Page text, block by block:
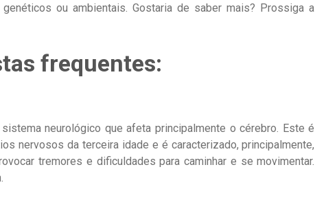
ou ambientais. Gostaria de saber mais? Prossiga a
frequentes:
neurológico que afeta principalmente o cérebro. Este é
nervosos da terceira idade e é caracterizado, principalmente,
tremores e dificuldades para caminhar e se movimentar.